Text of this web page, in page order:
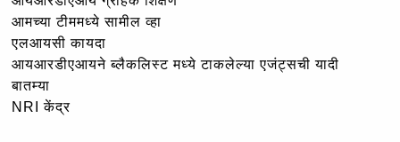
आमच्या टीममध्ये सामील व्हा
एलआयसी कायदा
आयआरडीएआयने ब्लैकलिस्ट मध्ये टाकलेल्या एजंट्सची यादी
बातम्या
NRI केंद्र